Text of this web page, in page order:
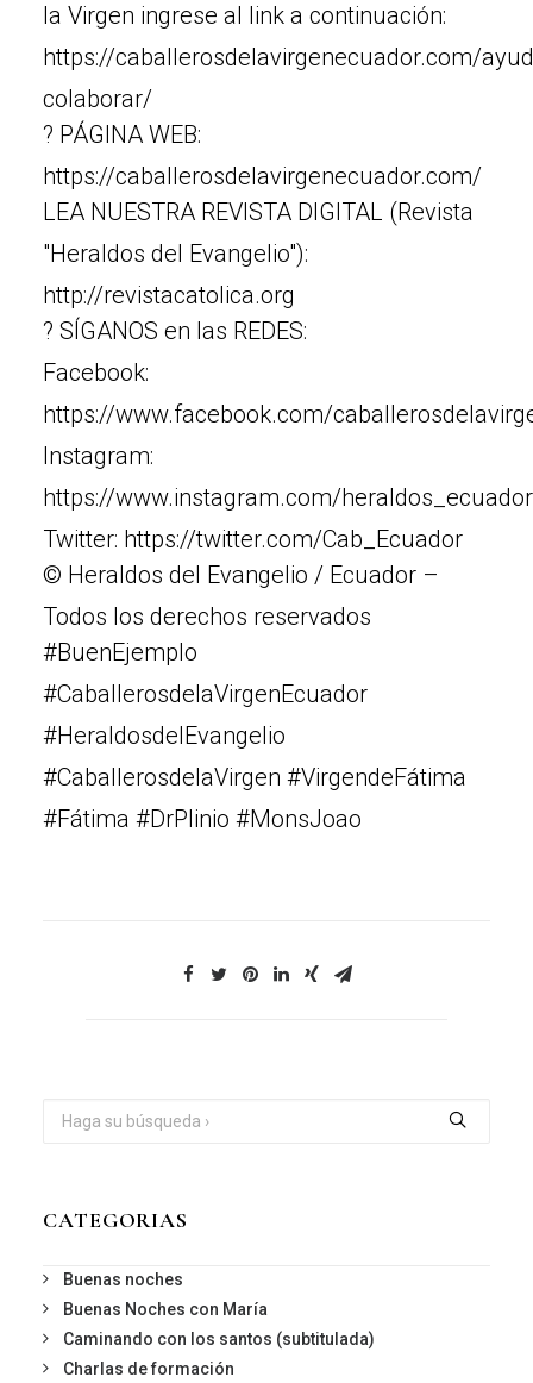
la Virgen ingrese al link a continuación:
https://caballerosdelavirgenecuador.com/
colaborar/
? PÁGINA WEB:
https://caballerosdelavirgenecuador.com/
LEA NUESTRA REVISTA DIGITAL (Revista
"Heraldos del Evangelio"):
http://revistacatolica.org
? SÍGANOS en las REDES:
Facebook:
https://www.facebook.com/
Instagram:
https://www.instagram.com/
Twitter: https://twitter.com/Cab_Ecuador
© Heraldos del Evangelio / Ecuador –
Todos los derechos reservados
#BuenEjemplo
#CaballerosdelaVirgenEcuador
#HeraldosdelEvangelio
#CaballerosdelaVirgen #VirgendeFátima
#Fátima #DrPlinio #MonsJoao
CATEGORIAS
Buenas noches
Buenas Noches con María
Caminando con los santos (subtitulada)
Charlas de formación